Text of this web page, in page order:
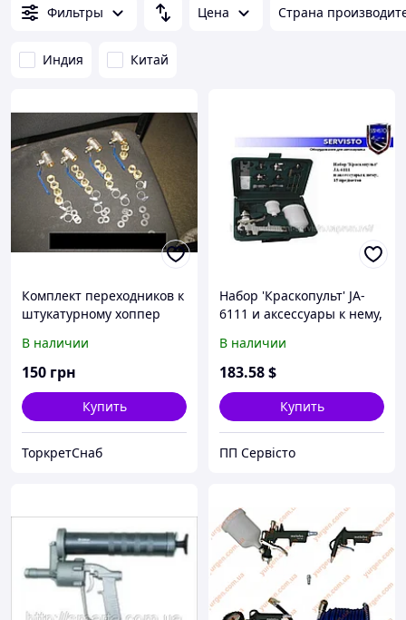
Фильтры Цена Страна
Индия Китай
Комплект переходников к
штукатурному хоппер
В наличии
150 грн
Купить
ТоркретСнаб
Набор 'Краскопульт' JA-
6111 и аксессуары к нему,
покрасочные пистолеты
В наличии
183.58$
Купить
ПП Сервісто